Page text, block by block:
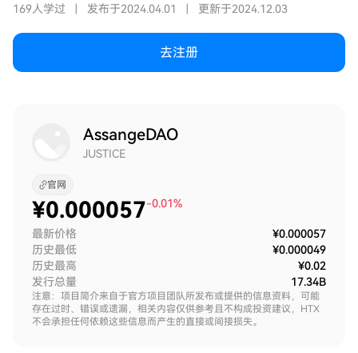
169人学过 发布于2024.04.01 更新于2024.12.03
去注册
AssangeDAO
JUSTICE
官网
¥0.000057-0.01%
最新价格
¥0.000057
历史最低
¥0.000049
历史最高
¥0.02
发行总量
17.34B
注意：项目简介来自于官方项目团队所发布或提供的信息资料，可能
存在过时、错误或遗漏，相关内容仅供参考且不构成投资建议，HTX
不会承担任何依赖这些信息而产生的直接或间接损失。